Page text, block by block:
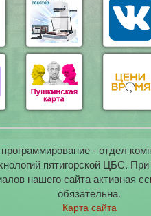
- отдел
пятигорской ЦБС.
нашего сайта активная
обязательна.
Карта сайта